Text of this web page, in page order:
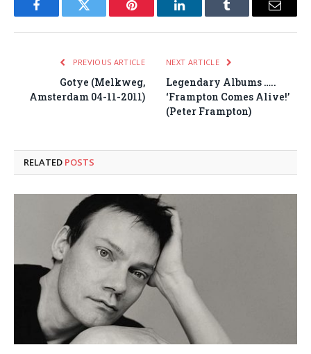
FacebookTwitter Pinterest LinkedInTumblr Email
PREVIOUS ARTICLE
Gotye (Melkweg,
Amsterdam 04-11-2011)
NEXT ARTICLE
Legendary Albums …..
‘Frampton Comes Alive!’
(Peter Frampton)
RELATED POSTS